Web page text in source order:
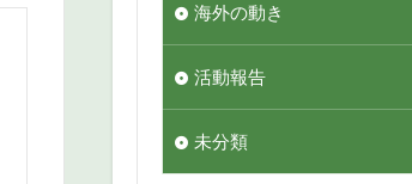
海外の動き
活動報告
未分類